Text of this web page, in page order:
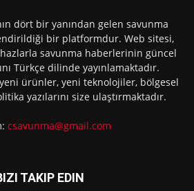
dört bir yanından gelen savunma
bir platformdur. Web sitesi,
savunma haberlerinin güncel
Türkçe dilinde yayınlamaktadır.
ürünler, yeni teknolojiler, bölgesel
yazılarını size ulaştırmaktadır.
csavunma@gmail.com
TAKIP EDIN